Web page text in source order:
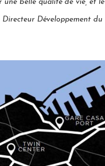
une belle qualité de vie, et le
Développement du